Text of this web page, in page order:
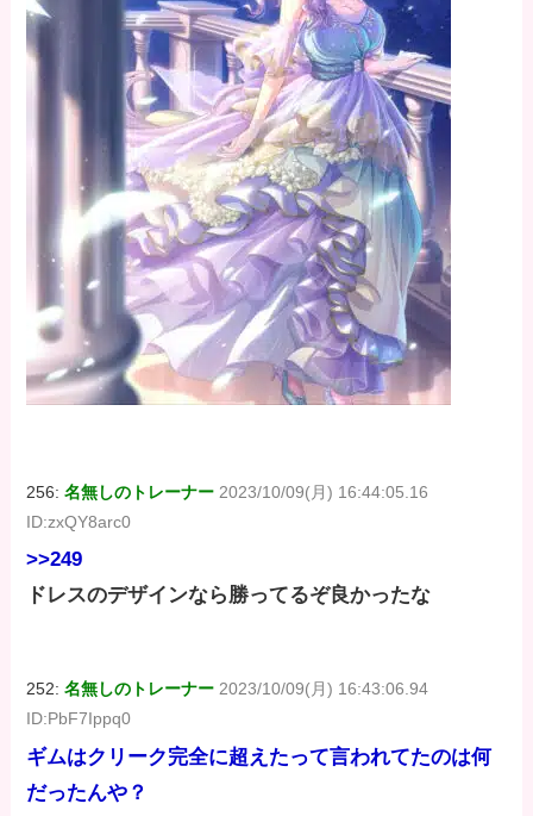
256:名無しのトレーナー 2023/10/09(月) 16:44:05.16
ID:zxQY8arc0
>>249
ドレスのデザインなら勝ってるぞ良かったな
252:名無しのトレーナー 2023/10/09(月) 16:43:06.94
ID:PbF7Ippq0
ギムはクリーク完全に超えたって言われてたのは何
だったんや？